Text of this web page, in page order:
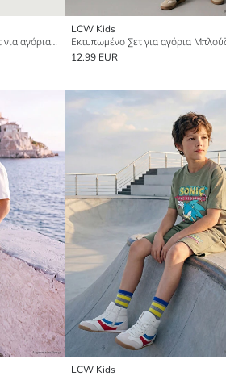
FC Barcelona Εκτυπωμένο Σετ για αγόρια Μπλούζα και Σορτς
LCW Kids
12.99 EUR
LCW Kids